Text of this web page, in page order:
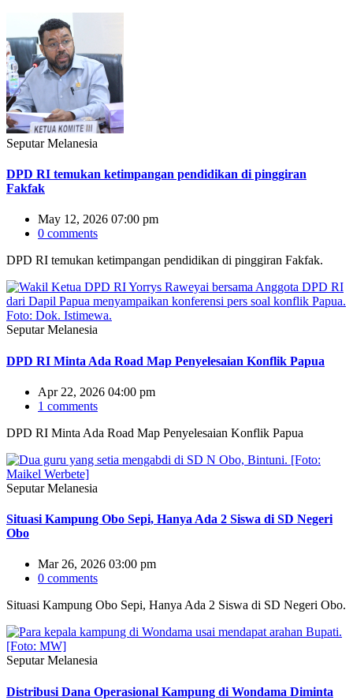
Seputar Melanesia
DPD RI temukan ketimpangan pendidikan di pinggiran
Fakfak
May 12, 2026 07:00 pm
0 comments
DPD RI temukan ketimpangan pendidikan di pinggiran Fakfak.
Seputar Melanesia
DPD RI Minta Ada Road Map Penyelesaian Konflik Papua
Apr 22, 2026 04:00 pm
1 comments
DPD RI Minta Ada Road Map Penyelesaian Konflik Papua
Seputar Melanesia
Situasi Kampung Obo Sepi, Hanya Ada 2 Siswa di SD Negeri
Obo
Mar 26, 2026 03:00 pm
0 comments
Situasi Kampung Obo Sepi, Hanya Ada 2 Siswa di SD Negeri Obo.
Seputar Melanesia
Distribusi Dana Operasional Kampung di Wondama Diminta